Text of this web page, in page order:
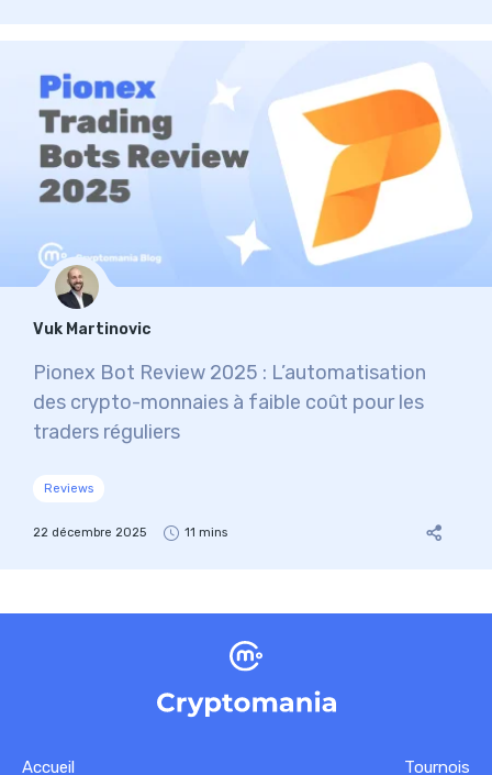
Vuk Martinovic
Pionex Bot Review 2025 : L’automatisation
des crypto-monnaies à faible coût pour les
traders réguliers
Reviews
22 décembre 2025 11 mins
Accueil Tournois